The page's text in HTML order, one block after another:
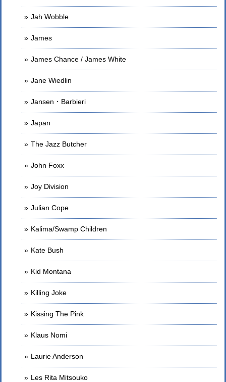
Jah Wobble
James
James Chance / James White
Jane Wiedlin
Jansen・Barbieri
Japan
The Jazz Butcher
John Foxx
Joy Division
Julian Cope
Kalima/Swamp Children
Kate Bush
Kid Montana
Killing Joke
Kissing The Pink
Klaus Nomi
Laurie Anderson
Les Rita Mitsouko